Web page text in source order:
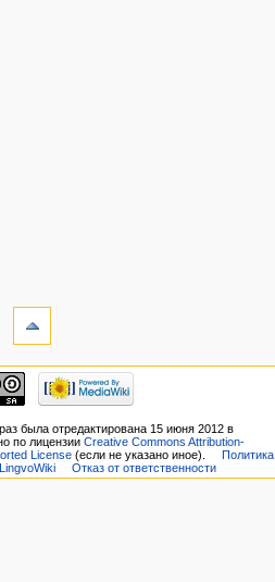
была отредактирована 15 июня 2012 в
по лицензииCreative Commons Attribution-
License(если не указано иное).
Политика
Отказ от ответственности